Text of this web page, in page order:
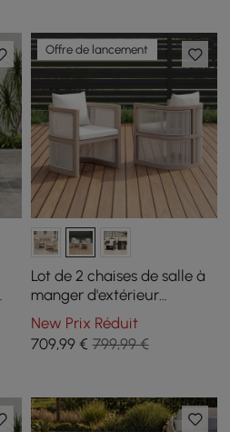
Offre de lancement
Lot de 2 chaises de salle à
manger d'extérieur
modernes Wevara en
aluminium et cordes,
couleur sable et avoine
New Prix Réduit
709,99€ 799,99 €